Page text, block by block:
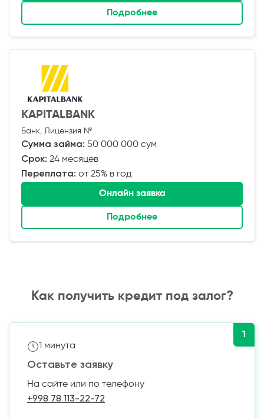
Подробнее
KAPITALBANK
Банк, Лицензия №
Сумма займа: 50 000 000 сум
Срок: 24 месяцев
Переплата: от 25% в год
Онлайн заявка
Подробнее
Как получить кредит под залог?
1
1 минута
Оставьте заявку
На сайте или по телефону
+998 78 113-22-72